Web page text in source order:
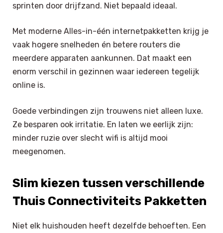
sprinten door drijfzand. Niet bepaald ideaal.
Met moderne Alles-in-één internetpakketten krijg je
vaak hogere snelheden én betere routers die
meerdere apparaten aankunnen. Dat maakt een
enorm verschil in gezinnen waar iedereen tegelijk
online is.
Goede verbindingen zijn trouwens niet alleen luxe.
Ze besparen ook irritatie. En laten we eerlijk zijn:
minder ruzie over slecht wifi is altijd mooi
meegenomen.
Slim kiezen tussen verschillende
Thuis Connectiviteits Pakketten
Niet elk huishouden heeft dezelfde behoeften. Een